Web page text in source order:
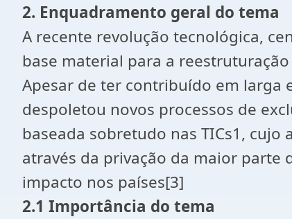
2. Enquadramento geral do tema
A recente revolução tecnológica,
base material para a
Apesar de ter contribuído em larga
despoletou novos processos de
baseada sobretudo nas TICs1,
através da privação da maior parte
impacto nos países[3]
2.1 Importância do tema